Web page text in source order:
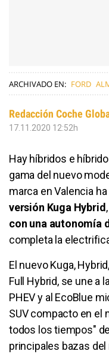
ARCHIVADO EN: FORD
Redacción Coche
17.11.2020 12:52h
Hay híbridos e
gama del nuevo
marca en Valencia
versión Kuga Hybrid
con una autonomía
completa la
El nuevo Kuga,
Full Hybrid, se une a
PHEV y al EcoBlue
SUV compacto en el
todos los tiempos"
principales bazas